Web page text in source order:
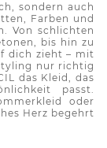
sondern auch
Farben und
Von schlichten
bis hin zu
dich zieht – mit
nur richtig
das Kleid, das
passt.
oder
Herz begehrt